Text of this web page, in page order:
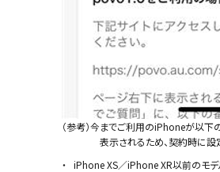
（参考）今までご利用のiPhoneが以
表示されるため、契約時に
iPhone XS／iPhone XR以前のモデ